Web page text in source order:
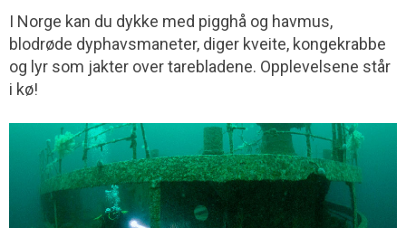
I Norge kan du dykke med pigghå og havmus,
blodrøde dyphavsmaneter, diger kveite, kongekrabbe
og lyr som jakter over tarebladene. Opplevelsene står
i kø!